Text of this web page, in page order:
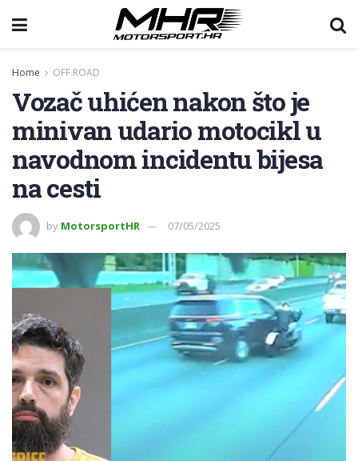
Home OFF ROAD
Vozač uhićen nakon što je
minivan udario motocikl u
navodnom incidentu bijesa
na cesti
by MotorsportHR 07/05/2025